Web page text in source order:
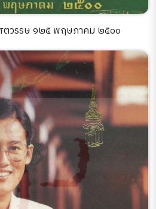
งานฉลอง ๒๕ พุทธศตวรรษ ๑๒๕ พฤษภาคม ๒๕๐๐